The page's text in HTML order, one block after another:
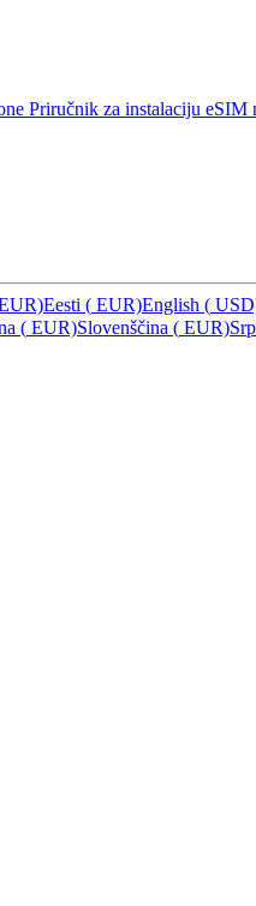
Priručnik za instalaciju eSIM
Eesti ( EUR)English (
( EUR)Slovenščina ( EUR)